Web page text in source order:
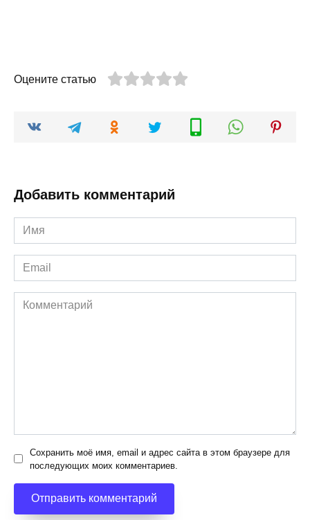
Оцените статью
Добавить комментарий
Имя
*
Email
*
Комментарий
Сохранить моё имя, email и адрес сайта в этом браузере для
последующих моих комментариев.